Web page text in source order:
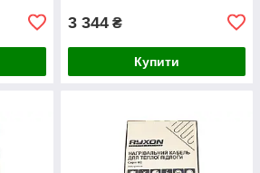
3 344 ₴
Купити